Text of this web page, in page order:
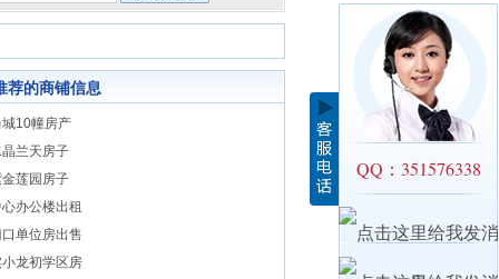
QQ：351576338
荐的商铺信息
10幢房产
兰天房子
莲园房子
办公楼出租
单位房出售
龙初学区房